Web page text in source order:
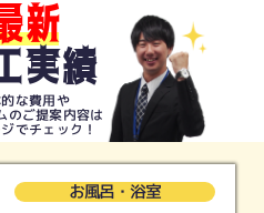
新
実績
な費用や
のご提案内容は
でチェック！
お風呂・浴室